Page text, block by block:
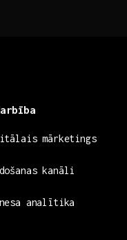
mārketings
kanāli
analītika